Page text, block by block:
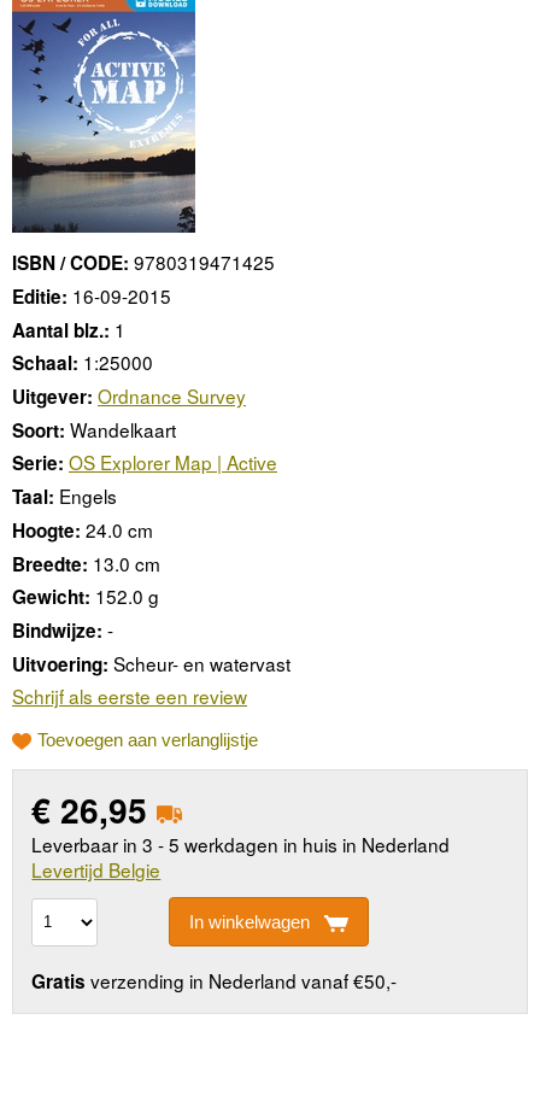
ISBN / CODE: 9780319471425
Editie: 16-09-2015
Aantal blz.: 1
Schaal: 1:25000
Uitgever: Ordnance Survey
Soort: Wandelkaart
Serie: OS Explorer Map | Active
Taal: Engels
Hoogte: 24.0 cm
Breedte: 13.0 cm
Gewicht: 152.0 g
Bindwijze: -
Uitvoering: Scheur- en watervast
Schrijf als eerste een review
Toevoegen aan verlanglijstje
€ 26,95
Leverbaar in 3 - 5 werkdagen in huis in Nederland
Levertijd Belgie
In winkelwagen
Gratis verzending in Nederland vanaf €50,-